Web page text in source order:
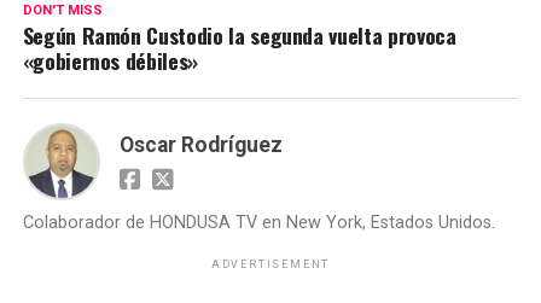
DON'T MISS
Según Ramón Custodio la segunda vuelta provoca
«gobiernos débiles»
Oscar Rodríguez
Colaborador de HONDUSA TV en New York, Estados Unidos.
ADVERTISEMENT